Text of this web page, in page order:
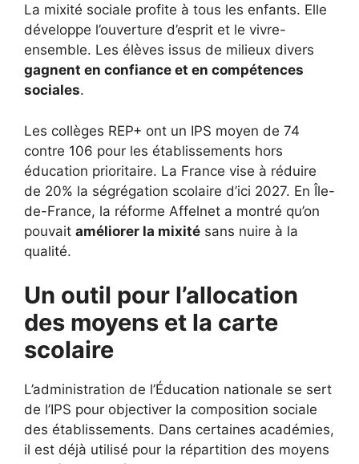
La mixité sociale profite à tous les enfants. Elle
développe l’ouverture d’esprit et le vivre-
ensemble. Les élèves issus de milieux divers
gagnent en confiance et en compétences
sociales.
Les collèges REP+ ont un IPS moyen de 74
contre 106 pour les établissements hors
éducation prioritaire. La France vise à réduire
de 20% la ségrégation scolaire d’ici 2027. En Île-
de-France, la réforme Affelnet a montré qu’on
pouvait améliorer la mixité sans nuire à la
qualité.
Un outil pour l’allocation
des moyens et la carte
scolaire
L’administration de l’Éducation nationale se sert
de l’IPS pour objectiver la composition sociale
des établissements. Dans certaines académies,
il est déjà utilisé pour la répartition des moyens